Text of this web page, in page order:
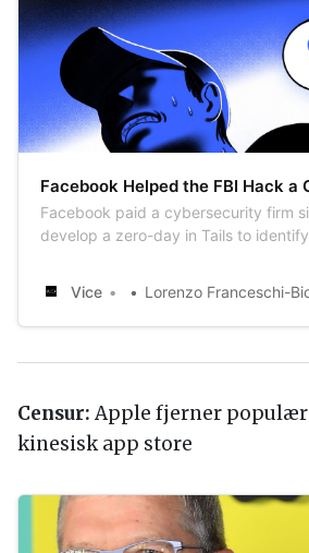
Facebook Helped the FBI Hack a
Facebook paid a cybersecurity firm
develop a zero-day in Tails to
Vice
Lorenzo Franceschi-
Censur:Apple fjerner populær
kinesisk app store